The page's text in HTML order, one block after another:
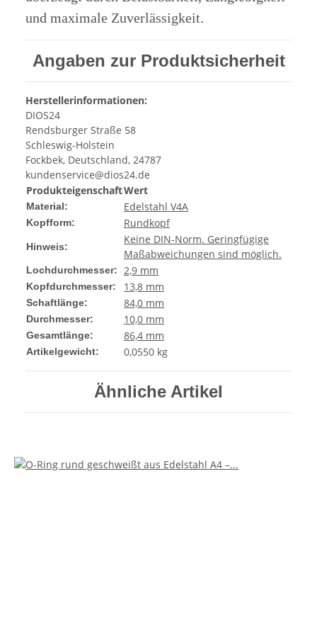
und maximale Zuverlässigkeit.
Angaben zur Produktsicherheit
Herstellerinformationen:
DIOS24
Rendsburger Straße 58
Schleswig-Holstein
Fockbek, Deutschland, 24787
kundenservice@dios24.de
ProdukteigenschaftWert
Material: Edelstahl V4A
Kopfform: Rundkopf
Hinweis:
Keine DIN-Norm. Geringfügige
Maßabweichungen sind möglich.
Lochdurchmesser: 2,9 mm
Kopfdurchmesser: 13,8 mm
Schaftlänge: 84,0 mm
Durchmesser: 10,0 mm
Gesamtlänge: 86,4 mm
Artikelgewicht: 0,0550 kg
Ähnliche Artikel